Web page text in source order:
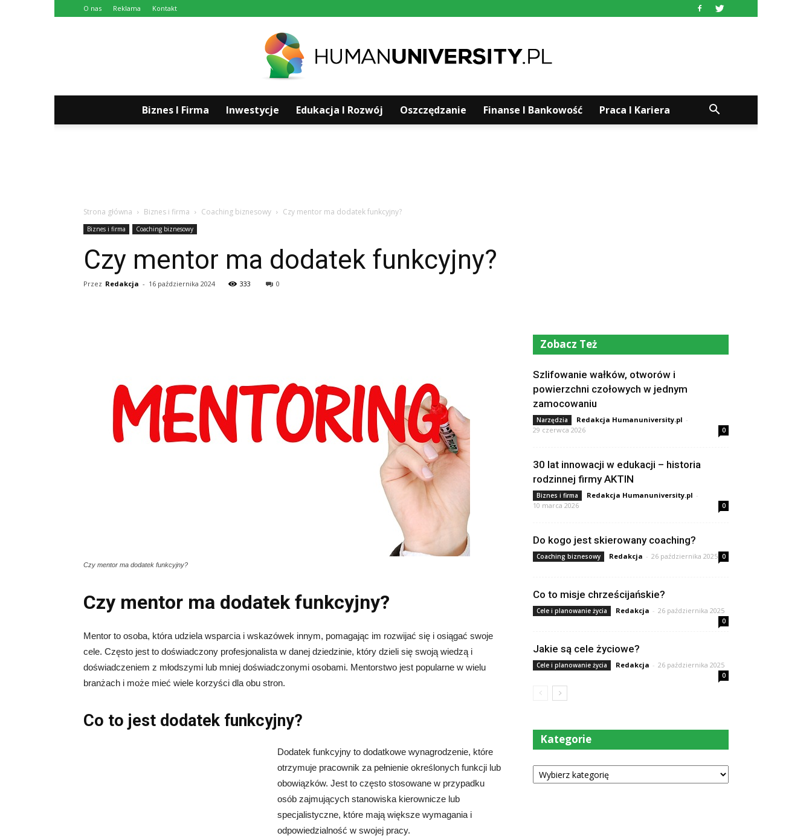
O nas Reklama Kontakt
Biznes I Firma Inwestycje Edukacja I Rozwój Oszczędzanie Finanse I Bankowość Praca I Kariera
Strona główna Biznes i firma Coaching biznesowy Czy mentor ma dodatek funkcyjny?
Biznes i firma Coaching biznesowy
Czy mentor ma dodatek funkcyjny?
Przez Redakcja - 16 października 2024 333 0
Czy mentor ma dodatek funkcyjny?
Czy mentor ma dodatek funkcyjny?
Mentor to osoba, która udziela wsparcia i wskazówek innym, pomagając im rozwijać się i osiągać swoje
cele. Często jest to doświadczony profesjonalista w danej dziedzinie, który dzieli się swoją wiedzą i
doświadczeniem z młodszymi lub mniej doświadczonymi osobami. Mentorstwo jest popularne w wielu
branżach i może mieć wiele korzyści dla obu stron.
Co to jest dodatek funkcyjny?
Dodatek funkcyjny to dodatkowe wynagrodzenie, które
otrzymuje pracownik za pełnienie określonych funkcji lub
obowiązków. Jest to często stosowane w przypadku
osób zajmujących stanowiska kierownicze lub
specjalistyczne, które mają większe wymagania i
odpowiedzialność w swojej pracy.
Zobacz Też
Szlifowanie wałków, otworów i
powierzchni czołowych w jednym
zamocowaniu
Narzędzia Redakcja Humanuniversity.pl -
29 czerwca 2026
0
30 lat innowacji w edukacji – historia
rodzinnej firmy AKTIN
Biznes i firma Redakcja Humanuniversity.pl -
10 marca 2026
0
Do kogo jest skierowany coaching?
Coaching biznesowy Redakcja - 26 października 2025 0
Co to misje chrześcijańskie?
Cele i planowanie życia Redakcja - 26 października 2025
0
Jakie są cele życiowe?
Cele i planowanie życia Redakcja - 26 października 2025
0
Kategorie
Kategorie